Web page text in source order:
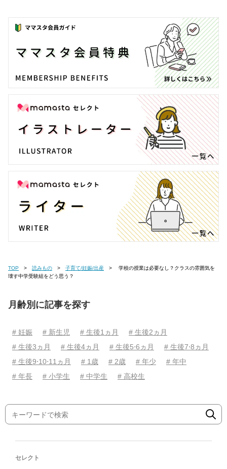
TOP 読みもの 子育て/妊娠/出産
壊す中学受験組をどう思う？
月齢別に記事を探す
# 妊娠 # 新生児 # 生後1ヵ月
# 生後2ヵ月
# 生後3ヵ月
# 生後4ヵ月 # 生後5⋅6ヵ月
# 生後7⋅8ヵ月
# 生後9⋅10⋅11ヵ月
# 1歳 # 2歳 # 年少
# 年中
# 年長
# 小学生 # 中学生 # 高校生
セレクト